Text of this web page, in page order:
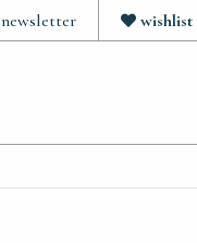
wishlist
newsletter